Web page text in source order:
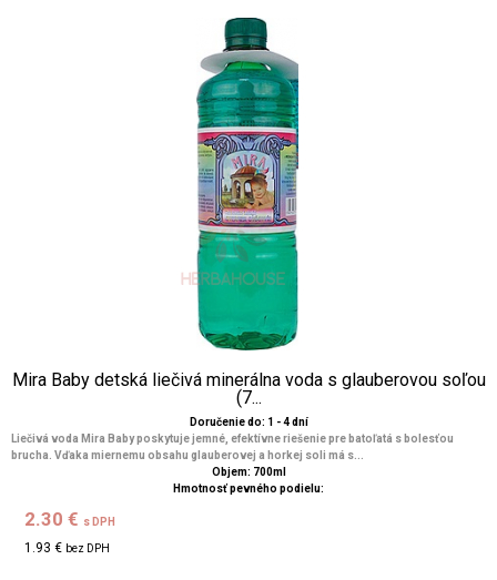
Mira Baby detská liečivá minerálna voda s glauberovou soľou
(7...
Doručenie do: 1 - 4 dní
Liečivá voda Mira Baby poskytuje jemné, efektívne riešenie pre batoľatá s bolesťou
brucha. Vďaka miernemu obsahu glauberovej a horkej soli má s...
Objem: 700ml
Hmotnosť pevného podielu:
2.30 € s DPH
1.93 € bez DPH